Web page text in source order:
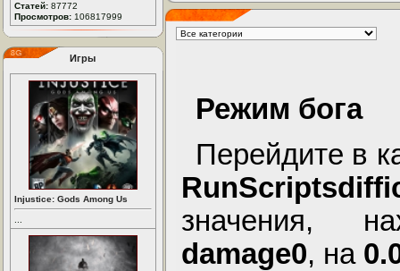
Статей: 87772
Просмотров: 106817999
Игры
Injustice: Gods Among Us
Режим бога
Перейдите в
значения,
damage0, на